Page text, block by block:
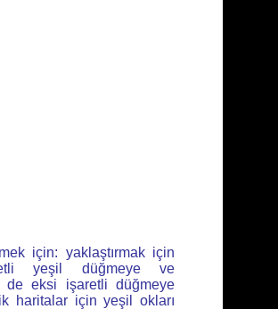
için: yaklaştırmak için
yeşil düğmeye ve
de eksi işaretli düğmeye
haritalar için yeşil okları